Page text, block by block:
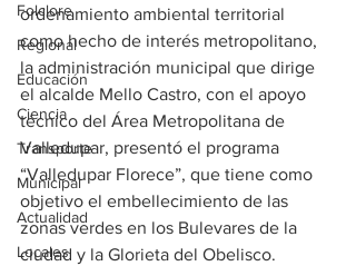
Folclore
Regional
Educación
Ciencia
Transporte
Municipal
Actualidad
Locales
ordenamiento ambiental territorial
como hecho de interés metropolitano,
la administración municipal que dirige
el alcalde Mello Castro, con el apoyo
técnico del Área Metropolitana de
Valledupar, presentó el programa
“Valledupar Florece”, que tiene como
objetivo el embellecimiento de las
zonas verdes en los Bulevares de la
ciudad y la Glorieta del Obelisco.